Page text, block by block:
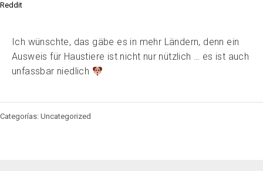
Reddit
Ich wünschte, das gäbe es in mehr Ländern, denn ein
Ausweis für Haustiere ist nicht nur nützlich … es ist auch
unfassbar niedlich
Categorías: Uncategorized